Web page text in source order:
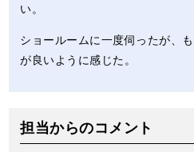
い。
ショールームに一度伺ったが、
が良いように感じた。
担当からのコメント